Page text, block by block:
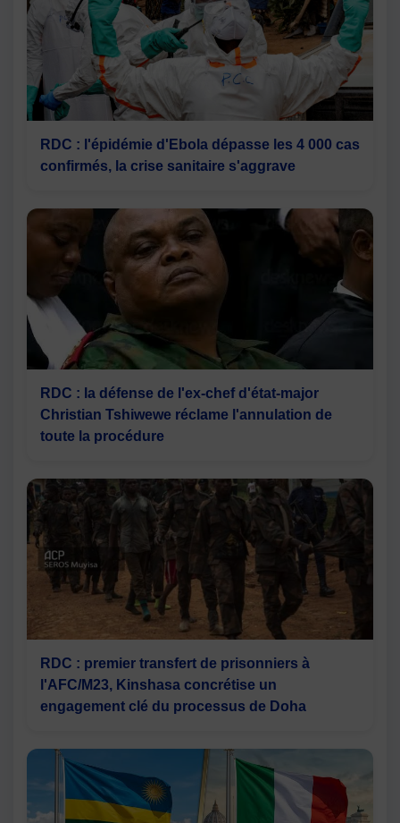
RDC : l'épidémie d'Ebola dépasse les 4 000 cas
confirmés, la crise sanitaire s'aggrave
RDC : la défense de l'ex-chef d'état-major
Christian Tshiwewe réclame l'annulation de
toute la procédure
RDC : premier transfert de prisonniers à
l'AFC/M23, Kinshasa concrétise un
engagement clé du processus de Doha